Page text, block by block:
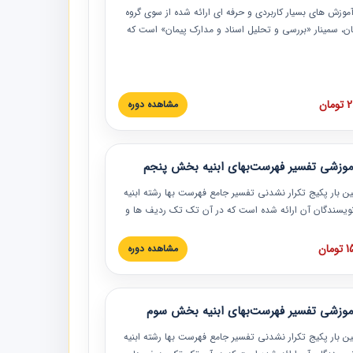
های بسیار کاربردی و حرفه‏ ای ارائه شده از سوی گروه
سمینار «بررسی و تحلیل اسناد و مدارک پیمان» است که
این خصوص ارائه شده است.
مشاهده دوره
تفسیر فهرست‌بهای ابنیه بخش پنجم
بار پکیج تکرار نشدنی تفسیر جامع فهرست بها رشته ابنیه
نویسندگان آن ارائه شده است که در آن تک تک ردیف ها و
و به همراه تصاویر عملیات اجرایی مرتبط با ردیف های
بها ارائه شده است. این دوره با کلام مهندس
مدیر پروژه مهندسی مشاور در امر بازنگری فهرست
حال فعالیت هستند حتما توصیه می کنیم از مطالب این
نمایند.
مشاهده دوره
تفسیر فهرست‌بهای ابنیه بخش سوم
بار پکیج تکرار نشدنی تفسیر جامع فهرست بها رشته ابنیه